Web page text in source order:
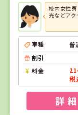
校内女性
光などアク
車種
普
割引
料金
詳 細